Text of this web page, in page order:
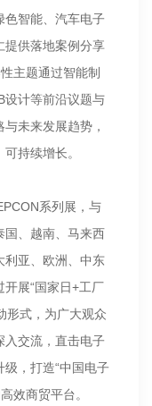
色智能、汽车电子
提供落地案例分享
主题通过智能制
设计等前沿议题与
未来发展趋势，
持续增长。
系列展，与
国、越南、马来西
利亚、欧洲、中东
展“国家日+工厂
形式，为广大观众
入交流，直击电子
，打造“中国电子
效商贸平台。